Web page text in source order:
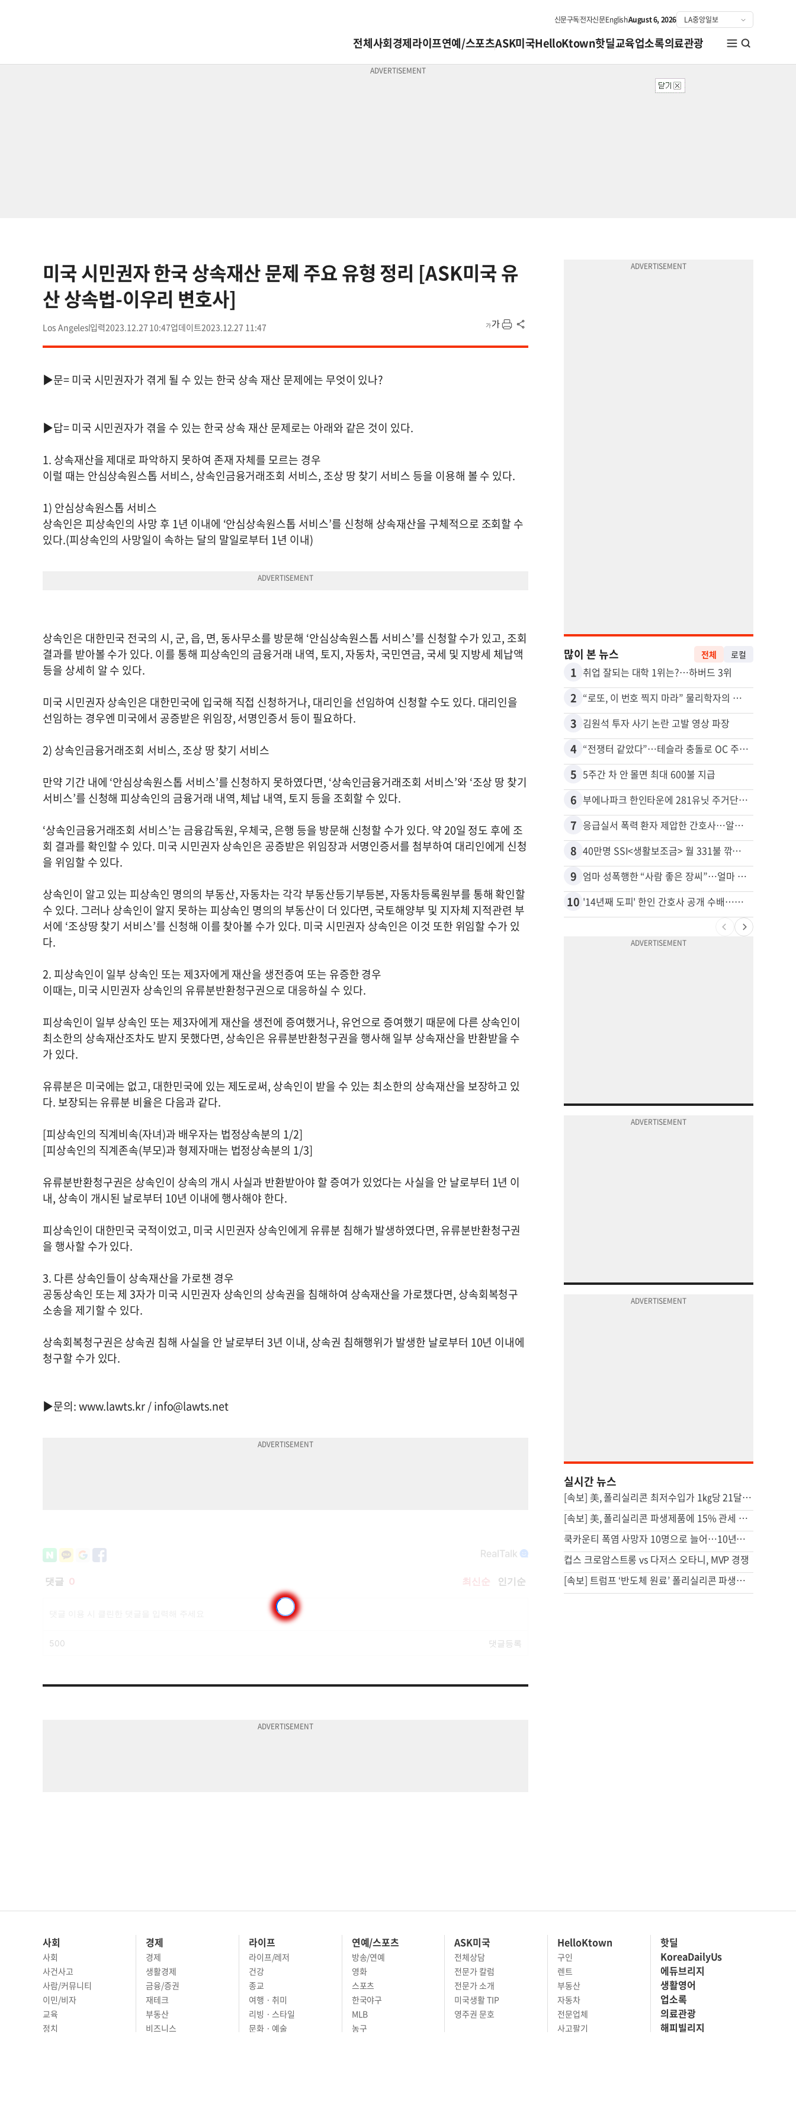
신문구독전자신문EnglishAugust 6, 2026
전체사회경제라이프연예/스포츠ASK미국HelloKtown핫딜교육업소록의료관광
미국 시민권자 한국 상속재산 문제 주요 유형 정리 [ASK미국 유
산 상속법-이우리 변호사]
Los Angeles 2023.12.27 10:47 2023.12.27 11:47
▶문= 미국 시민권자가 겪게 될 수 있는 한국 상속 재산 문제에는 무엇이 있나?
▶답= 미국 시민권자가 겪을 수 있는 한국 상속 재산 문제로는 아래와 같은 것이 있다.
1. 상속재산을 제대로 파악하지 못하여 존재 자체를 모르는 경우
이럴 때는 안심상속원스톱 서비스, 상속인금융거래조회 서비스, 조상 땅 찾기 서비스 등을 이용해 볼 수 있다.
1) 안심상속원스톱 서비스
상속인은 피상속인의 사망 후 1년 이내에 ‘안심상속원스톱 서비스’를 신청해 상속재산을 구체적으로 조회할 수
있다.(피상속인의 사망일이 속하는 달의 말일로부터 1년 이내)
상속인은 대한민국 전국의 시, 군, 읍, 면, 동사무소를 방문해 ‘안심상속원스톱 서비스’를 신청할 수가 있고, 조회
결과를 받아볼 수가 있다. 이를 통해 피상속인의 금융거래 내역, 토지, 자동차, 국민연금, 국세 및 지방세 체납액
등을 상세히 알 수 있다.
미국 시민권자 상속인은 대한민국에 입국해 직접 신청하거나, 대리인을 선임하여 신청할 수도 있다. 대리인을
선임하는 경우엔 미국에서 공증받은 위임장, 서명인증서 등이 필요하다.
2) 상속인금융거래조회 서비스, 조상 땅 찾기 서비스
만약 기간 내에 ‘안심상속원스톱 서비스’를 신청하지 못하였다면, ‘상속인금융거래조회 서비스’와 ‘조상 땅 찾기
서비스’를 신청해 피상속인의 금융거래 내역, 체납 내역, 토지 등을 조회할 수 있다.
‘상속인금융거래조회 서비스’는 금융감독원, 우체국, 은행 등을 방문해 신청할 수가 있다. 약 20일 정도 후에 조
회 결과를 확인할 수 있다. 미국 시민권자 상속인은 공증받은 위임장과 서명인증서를 첨부하여 대리인에게 신청
을 위임할 수 있다.
상속인이 알고 있는 피상속인 명의의 부동산, 자동차는 각각 부동산등기부등본, 자동차등록원부를 통해 확인할
수 있다. 그러나 상속인이 알지 못하는 피상속인 명의의 부동산이 더 있다면, 국토해양부 및 지자체 지적관련 부
서에 ‘조상땅 찾기 서비스’를 신청해 이를 찾아볼 수가 있다. 미국 시민권자 상속인은 이것 또한 위임할 수가 있
다.
2. 피상속인이 일부 상속인 또는 제3자에게 재산을 생전증여 또는 유증한 경우
이때는, 미국 시민권자 상속인의 유류분반환청구권으로 대응하실 수 있다.
피상속인이 일부 상속인 또는 제3자에게 재산을 생전에 증여했거나, 유언으로 증여했기 때문에 다른 상속인이
최소한의 상속재산조차도 받지 못했다면, 상속인은 유류분반환청구권을 행사해 일부 상속재산을 반환받을 수
가 있다.
유류분은 미국에는 없고, 대한민국에 있는 제도로써, 상속인이 받을 수 있는 최소한의 상속재산을 보장하고 있
다. 보장되는 유류분 비율은 다음과 같다.
[피상속인의 직계비속(자녀)과 배우자는 법정상속분의 1/2]
[피상속인의 직계존속(부모)과 형제자매는 법정상속분의 1/3]
유류분반환청구권은 상속인이 상속의 개시 사실과 반환받아야 할 증여가 있었다는 사실을 안 날로부터 1년 이
내, 상속이 개시된 날로부터 10년 이내에 행사해야 한다.
피상속인이 대한민국 국적이었고, 미국 시민권자 상속인에게 유류분 침해가 발생하였다면, 유류분반환청구권
을 행사할 수가 있다.
3. 다른 상속인들이 상속재산을 가로챈 경우
공동상속인 또는 제 3자가 미국 시민권자 상속인의 상속권을 침해하여 상속재산을 가로챘다면, 상속회복청구
소송을 제기할 수 있다.
상속회복청구권은 상속권 침해 사실을 안 날로부터 3년 이내, 상속권 침해행위가 발생한 날로부터 10년 이내에
청구할 수가 있다.
▶문의: www.lawts.kr /info@lawts.net
많이 본 뉴스 전체 로컬
1 취업 잘되는 대학 1위는?…하버드 3위
2 “로또, 이 번호 찍지 마라” 물리학자의 당첨금 높이는 비밀
3 김원석 투자 사기 논란 고발 영상 파장
4 “전쟁터 같았다”…테슬라 충돌로 OC 주택 4채 파손
5 5주간 차 안 몰면 최대 600불 지급
6 부에나파크 한인타운에 281유닛 주거단지 들어선다
7 응급실서 폭력 환자 제압한 간호사…알고 보니
8 40만명 SSI<생활보조금> 월 331불 깎이나
9 엄마 성폭행한 “사람 좋은 장씨”…얼마 뒤 딸 배도 불러왔다
10 '14년째 도피' 한인 간호사 공개 수배…메디케어 사기 유죄
실시간 뉴스
[속보] 美, 폴리실리콘 최저수입가 1㎏당 21달러로…'덤핑 방지' 조치
[속보] 美, 폴리실리콘 파생제품에 15% 관세 부과…120일 뒤 발효
쿡카운티 폭염 사망자 10명으로 늘어…10년래 최다
컵스 크로암스트롱 vs 다저스 오타니, MVP 경쟁
[속보] 트럼프 ‘반도체 원료’ 폴리실리콘 파생제품에 15% 관세 부과
사회
사회
사건사고
사람/커뮤니티
이민/비자
경제
경제
생활경제
금융/증권
재테크
라이프
라이프/레저
건강
종교
여행 · 취미
연예/스포츠
방송/연예
영화
스포츠
한국야구
ASK미국
전체상담
전문가 칼럼
전문가 소개
HelloKtown
구인
렌트
부동산
자동차
핫딜
KoreaDailyUs
에듀브리지
생활영어
업소록